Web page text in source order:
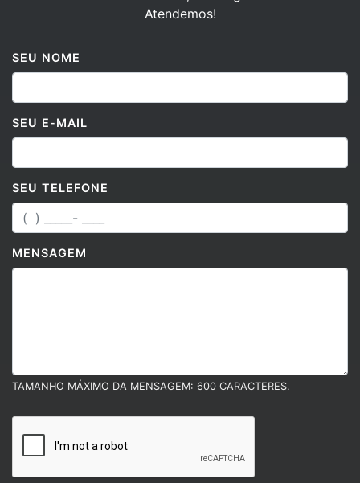
Atendemos!
SEU NOME
SEU E-MAIL
SEU TELEFONE
MENSAGEM
TAMANHO MÁXIMO DA MENSAGEM: 600 CARACTERES.